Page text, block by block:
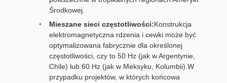
Środkowej.
Mieszane sieci częstotliwości:Konstrukcja
elektromagnetyczna rdzenia i cewki może być
optymalizowana fabrycznie dla określonej
częstotliwości, czy to 50 Hz (jak w Argentynie,
Chile) lub 60 Hz (jak w Meksyku, Kolumbii).W
przypadku projektów, w których końcowa